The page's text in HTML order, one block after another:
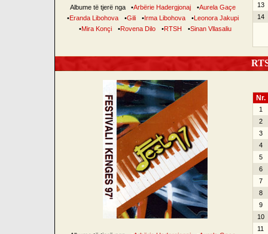
Albume të tjerë nga •Arbërie Hadergjonaj •Aurela Gaçe
•Eranda Libohova •Gili •Irma Libohova •Leonora Jakupi
•Mira Konçi •Rovena Dilo •RTSH •Sinan Vllasaliu
13
14
Nr.
1
2
3
4
5
6
7
8
9
10
11